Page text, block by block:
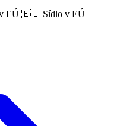
EÚ 🇪🇺 Sídlo v EÚ